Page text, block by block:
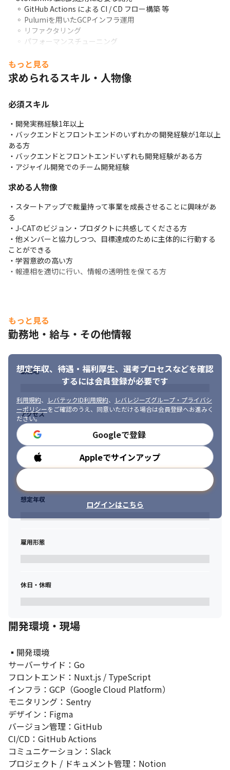
◦ GitHub Actions による CI / CD フロー構築 等
◦ Pulumiを用いたGCPインフラ運用
◦ リファクタリング
◦ パフォーマンスチューニング
◦モニタリング・アラート対応・障害対応
・ Otonamiの継続的運用に必要な開発
◦積極的なコミュニケーション
◦チームでのドメイン理解や技術力向上へのコミットメント
もっと見る
求められるスキル・人物像
必須スキル
・開発実務経験1年以上
・バックエンドとフロントエンドのいずれかの開発経験が1年以上
ある方
・バックエンドとフロントエンドいずれも開発経験がある方
・アジャイル開発でのチーム開発経験
求める人物像
・スタートアップで裁量持って事業を成長させることに興味があ
る
・J-CATのビジョン・プロダクトに共感してくださる方
・他メンバーと協力しつつ、目標達成のために主体的に行動する
ことができる
・学習意欲の高い方
・報連相を適切に行い、情報の透明性を保てる方
もっと見る
勤務地・給与・その他情報
想定年収、待遇・福利厚生、 選考プロセスなどを確認
するには会員登録が必要です
利用規約、 レバテックID利用規約、
レバレジーズグループ・プライバシ
ーポリシーをご確認のうえ、同意いただける場合は会員登録へお進みく
ださい。
Googleで登録
Appleでサインアップ
ログインはこちら
勤務地
アクセス
勤務時間
想定年収
雇用形態
休日・休暇
開発環境・現場
▪️開発環境
サーバーサイド：Go
フロントエンド：Nuxt.js / TypeScript
インフラ：GCP（Google Cloud Platform）
モニタリング：Sentry
デザイン：Figma
バージョン管理：GitHub
CI/CD：GitHub Actions
コミュニケーション：Slack
プロジェクト / ドキュメント管理：Notion